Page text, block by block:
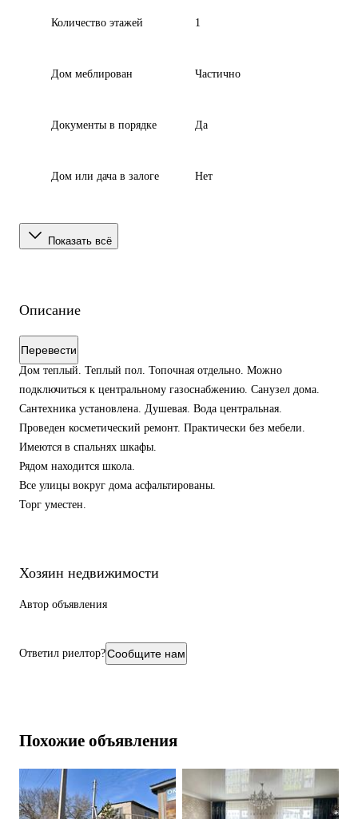
Количество этажей 1
Дом меблирован Частично
Документы в порядке Да
Дом или дача в залоге Нет
Показать всё
Описание
Перевести
Дом теплый. Теплый пол. Топочная отдельно. Можно
подключиться к центральному газоснабжению. Санузел дома.
Сантехника установлена. Душевая. Вода центральная.
Проведен косметический ремонт. Практически без мебели.
Имеются в спальнях шкафы.
Рядом находится школа.
Все улицы вокруг дома асфальтированы.
Торг уместен.
Хозяин недвижимости
Автор объявления
Ответил риелтор?Сообщите нам
Похожие объявления